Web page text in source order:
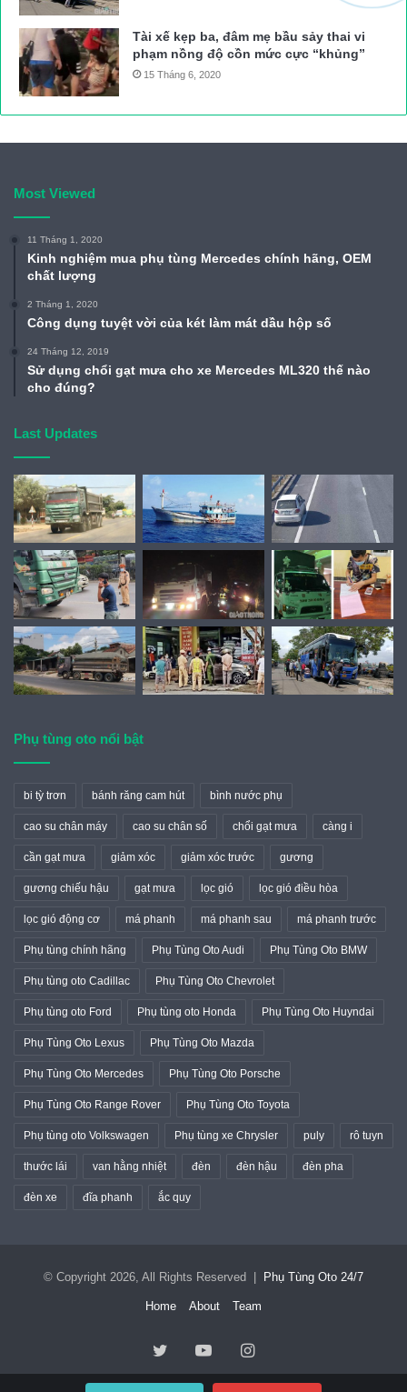
Tài xế kẹp ba, đâm mẹ bầu sảy thai vi
phạm nồng độ cồn mức cực “khủng”
15 Tháng 6, 2020
Most Viewed
11 Tháng 1, 2020
Kinh nghiệm mua phụ tùng Mercedes chính hãng, OEM
chất lượng
2 Tháng 1, 2020
Công dụng tuyệt vời của két làm mát dầu hộp số
24 Tháng 12, 2019
Sử dụng chổi gạt mưa cho xe Mercedes ML320 thế nào
cho đúng?
Last Updates
Phụ tùng oto nổi bật
bi tỳ trơn bánh răng cam hút bình nước phụ
cao su chân máy cao su chân số chổi gạt mưa càng i
cần gạt mưa giảm xóc giảm xóc trước gương
gương chiếu hậu gạt mưa lọc gió lọc gió điều hòa
lọc gió động cơ má phanh má phanh sau má phanh trước
Phụ tùng chính hãng Phụ Tùng Oto Audi Phụ Tùng Oto BMW
Phụ tùng oto Cadillac Phụ Tùng Oto Chevrolet
Phụ tùng oto Ford Phụ tùng oto Honda Phụ Tùng Oto Huyndai
Phụ Tùng Oto Lexus Phụ Tùng Oto Mazda
Phụ Tùng Oto Mercedes Phụ Tùng Oto Porsche
Phụ Tùng Oto Range Rover Phụ Tùng Oto Toyota
Phụ tùng oto Volkswagen Phụ tùng xe Chrysler puly rô tuyn
thước lái van hằng nhiệt đèn đèn hậu đèn pha
đèn xe đĩa phanh ắc quy
© Copyright 2026, All Rights Reserved | Phụ Tùng Oto 24/7
Home About Team
TwitterYouTubeInstagram